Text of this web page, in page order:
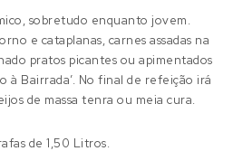
sobretudo enquanto jovem.
e cataplanas, carnes assadas na
pratos picantes ou apimentados
à Bairrada’. No final de refeição irá
de massa tenra ou meia cura.
de 1,50 Litros.